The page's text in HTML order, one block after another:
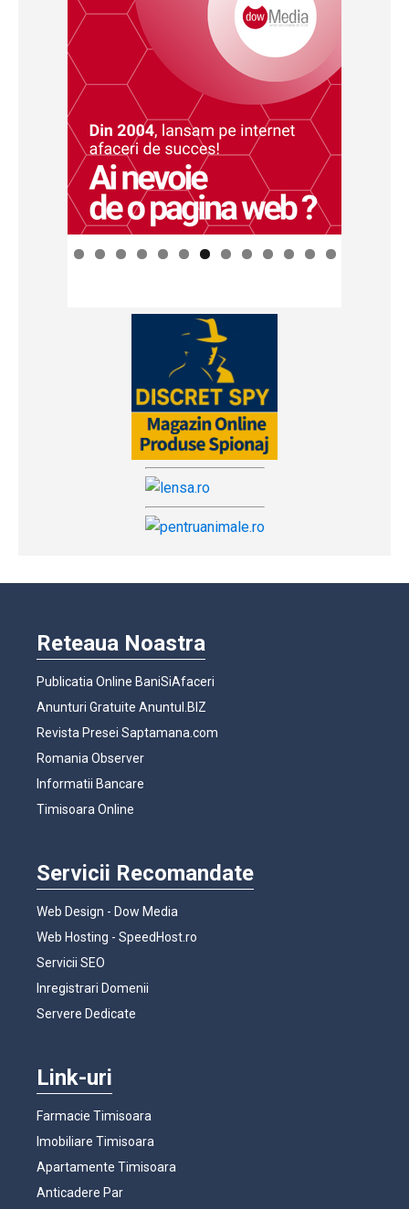
Reteaua Noastra
Publicatia Online BaniSiAfaceri
Anunturi Gratuite Anuntul.BIZ
Revista Presei Saptamana.com
Romania Observer
Informatii Bancare
Timisoara Online
Servicii Recomandate
Web Design - Dow Media
Web Hosting - SpeedHost.ro
Servicii SEO
Inregistrari Domenii
Servere Dedicate
Link-uri
Farmacie Timisoara
Imobiliare Timisoara
Apartamente Timisoara
Anticadere Par